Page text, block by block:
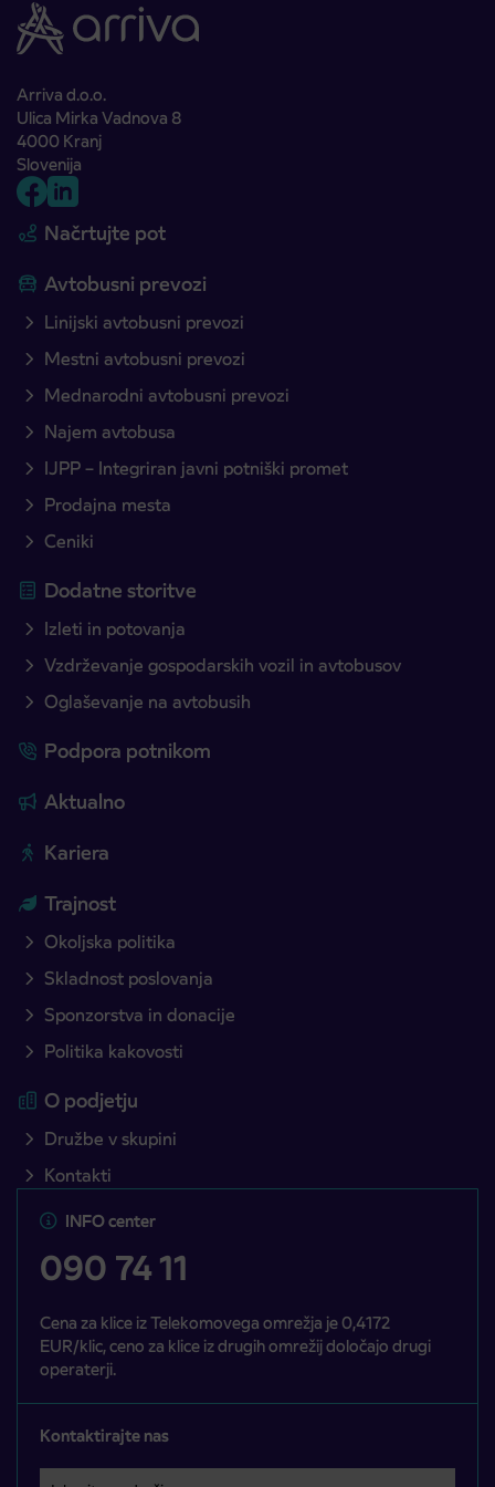
Arriva d.o.o.
Ulica Mirka Vadnova 8
4000 Kranj
Slovenija
Načrtujte pot
Avtobusni prevozi
Linijski avtobusni prevozi
Mestni avtobusni prevozi
Mednarodni avtobusni prevozi
Najem avtobusa
IJPP – Integriran javni potniški promet
Prodajna mesta
Ceniki
Dodatne storitve
Izleti in potovanja
Vzdrževanje gospodarskih vozil in avtobusov
Oglaševanje na avtobusih
Podpora potnikom
Aktualno
Kariera
Trajnost
Okoljska politika
Skladnost poslovanja
Sponzorstva in donacije
Politika kakovosti
O podjetju
Družbe v skupini
Kontakti
INFO center
090 74 11
Cena za klice iz Telekomovega omrežja je 0,4172
EUR/klic, ceno za klice iz drugih omrežij določajo drugi
operaterji.
Kontaktirajte nas
Izberite področje
Področje je obvezno izbrati.